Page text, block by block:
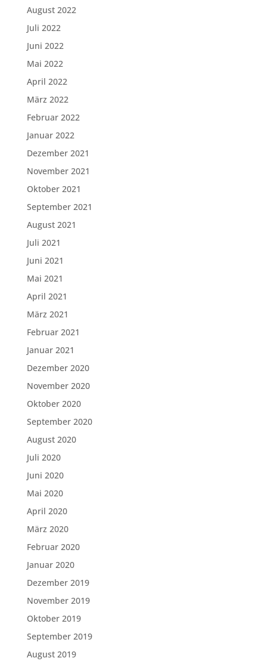
August 2022
Juli 2022
Juni 2022
Mai 2022
April 2022
März 2022
Februar 2022
Januar 2022
Dezember 2021
November 2021
Oktober 2021
September 2021
August 2021
Juli 2021
Juni 2021
Mai 2021
April 2021
März 2021
Februar 2021
Januar 2021
Dezember 2020
November 2020
Oktober 2020
September 2020
August 2020
Juli 2020
Juni 2020
Mai 2020
April 2020
März 2020
Februar 2020
Januar 2020
Dezember 2019
November 2019
Oktober 2019
September 2019
August 2019